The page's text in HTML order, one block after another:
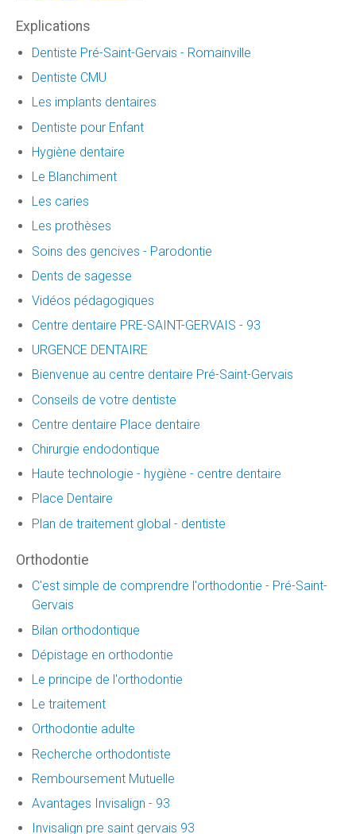
Explications
Dentiste Pré-Saint-Gervais - Romainville
Dentiste CMU
Les implants dentaires
Dentiste pour Enfant
Hygiène dentaire
Le Blanchiment
Les caries
Les prothèses
Soins des gencives - Parodontie
Dents de sagesse
Vidéos pédagogiques
Centre dentaire PRE-SAINT-GERVAIS - 93
URGENCE DENTAIRE
Bienvenue au centre dentaire Pré-Saint-Gervais
Conseils de votre dentiste
Centre dentaire Place dentaire
Chirurgie endodontique
Haute technologie - hygiène - centre dentaire
Place Dentaire
Plan de traitement global - dentiste
Orthodontie
C'est simple de comprendre l'orthodontie - Pré-Saint-
Gervais
Bilan orthodontique
Dépistage en orthodontie
Le principe de l'orthodontie
Le traitement
Orthodontie adulte
Recherche orthodontiste
Remboursement Mutuelle
Avantages Invisalign - 93
Invisalign pre saint gervais 93